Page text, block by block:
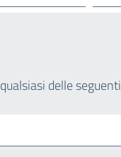
qualsiasi delle seguenti